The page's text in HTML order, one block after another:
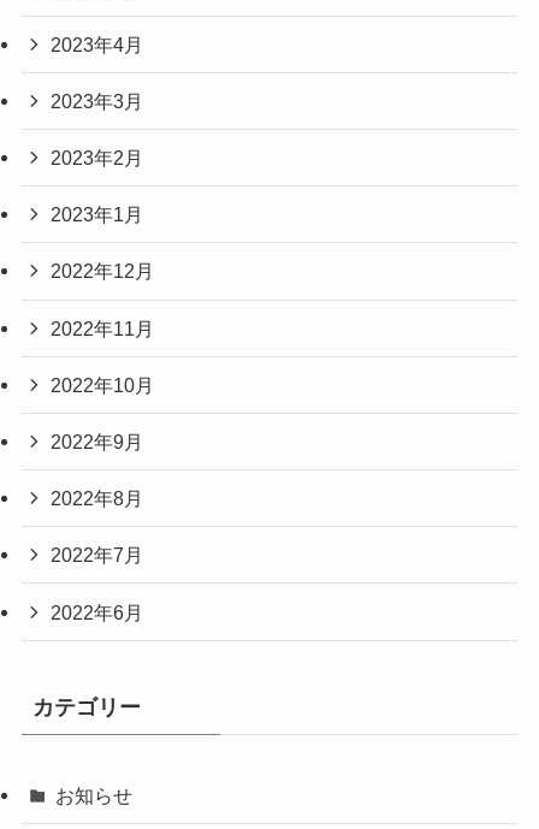
2023年4月
2023年3月
2023年2月
2023年1月
2022年12月
2022年11月
2022年10月
2022年9月
2022年8月
2022年7月
2022年6月
カテゴリー
お知らせ